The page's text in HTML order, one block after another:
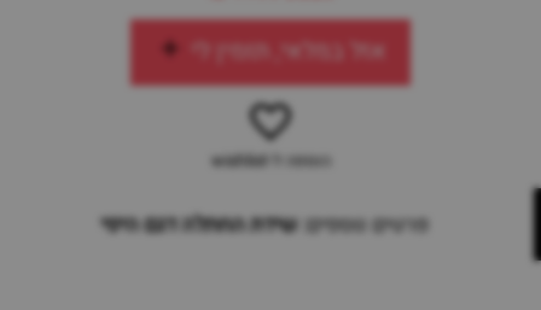
אזל במלאי, תזמין לי
הוספה ל-wishlist
פרטים נוספים:שידת החתלה דגם היפי